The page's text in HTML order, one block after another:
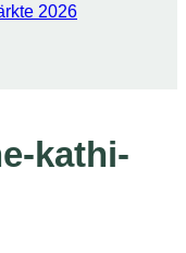
2026
kathi-